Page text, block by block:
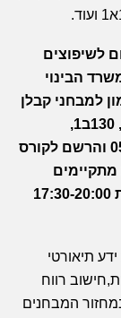
לשיפוצים
הבינוי
למבחני קבלן
רשום באחד מענפי המשנה(131א1, 111א1, 130ב1,
ועוד)התקשר אלי לטלפון הנייד 052-5854758 והרשם לקורס
במרכז בימים שני,שלישי וחמישי בין השעות 17:30-20:00
תיאורטי
רווח
המבחנים